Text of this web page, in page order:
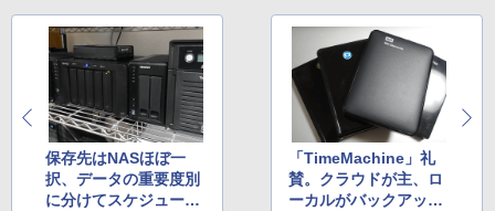
保存先はNASほぼ一
択、データの重要度別
に分けてスケジュール
「TimeMachine」礼
賛。クラウドが主、ロ
ーカルがバックアップ